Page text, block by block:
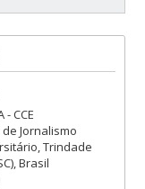
- CCE
Jornalismo
Trindade
Brasil